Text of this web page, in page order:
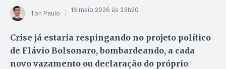
Ton Paulo 16 maio 2026 às 23h20
Crise já estaria respingando no projeto político
de Flávio Bolsonaro, bombardeando, a cada
novo vazamento ou declaração do próprio